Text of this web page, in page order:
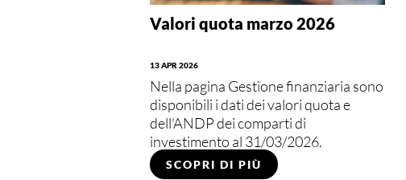
Valori quota marzo 2026
13 APR 2026
Nella pagina Gestione finanziaria sono
disponibili i dati dei valori quota e
dell'ANDP dei comparti di
investimento al 31/03/2026.
SCOPRI DI PIÙ